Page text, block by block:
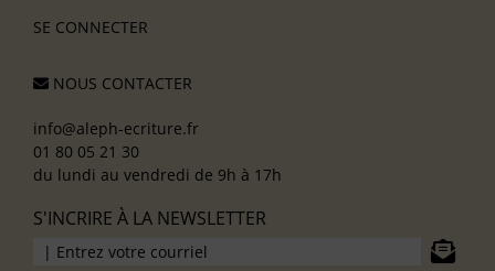
SE CONNECTER
NOUS CONTACTER
info@aleph-ecriture.fr
01 80 05 21 30
du lundi au vendredi de 9h à 17h
S'INCRIRE À LA NEWSLETTER